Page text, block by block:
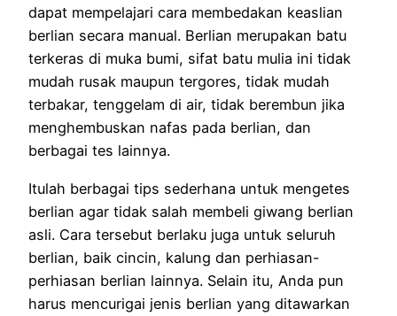
dapat mempelajari cara membedakan keaslian
berlian secara manual. Berlian merupakan batu
terkeras di muka bumi, sifat batu mulia ini tidak
mudah rusak maupun tergores, tidak mudah
terbakar, tenggelam di air, tidak berembun jika
menghembuskan nafas pada berlian, dan
berbagai tes lainnya.
Itulah berbagai tips sederhana untuk mengetes
berlian agar tidak salah membeli giwang berlian
asli. Cara tersebut berlaku juga untuk seluruh
berlian, baik cincin, kalung dan perhiasan-
perhiasan berlian lainnya. Selain itu, Anda pun
harus mencurigai jenis berlian yang ditawarkan